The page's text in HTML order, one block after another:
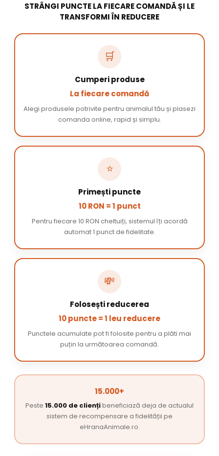
STRÂNGI PUNCTE LA FIECARE COMANDĂ ȘI LE
TRANSFORMI ÎN REDUCERE
🛒
Cumperi produse
La fiecare comandă
Alegi produsele potrivite pentru animalul tău și plasezi
comanda online, rapid și simplu.
⭐
Primești puncte
10 RON = 1 punct
Pentru fiecare 10 RON cheltuiți, sistemul îți acordă
automat 1 punct de fidelitate.
💸
Folosești reducerea
10 puncte = 1 leu reducere
Punctele acumulate pot fi folosite pentru a plăti mai
puțin la următoarea comandă.
15.000+
Peste 15.000 de cliențibeneficiază deja de actualul
sistem de recompensare a fidelității pe
eHranaAnimale.ro.